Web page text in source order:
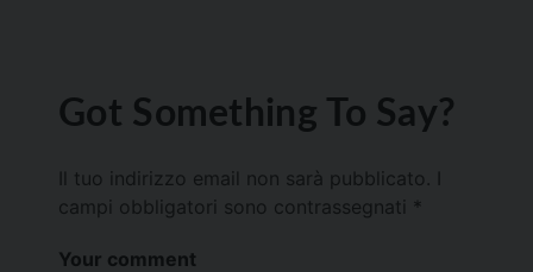
Got Something To Say?
Il tuo indirizzo email non sarà pubblicato.
campi obbligatori sono contrassegnati *
Your comment